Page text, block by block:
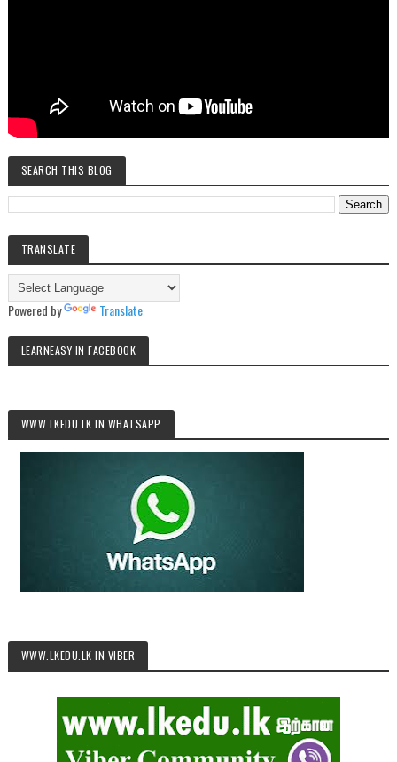
SEARCH THIS BLOG
TRANSLATE
Powered by Translate
LEARNEASY IN FACEBOOK
WWW.LKEDU.LK IN WHATSAPP
WWW.LKEDU.LK IN VIBER